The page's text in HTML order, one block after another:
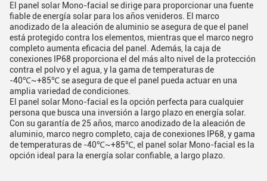
El panel solar Mono-facial se dirige para proporcionar una fuente
fiable de energía solar para los años venideros. El marco
anodizado de la aleación de aluminio se asegura de que el panel
está protegido contra los elementos, mientras que el marco negro
completo aumenta eficacia del panel. Además, la caja de
conexiones IP68 proporciona el del más alto nivel de la protección
contra el polvo y el agua, y la gama de temperaturas de
-40℃~+85℃ se asegura de que el panel pueda actuar en una
amplia variedad de condiciones.
El panel solar Mono-facial es la opción perfecta para cualquier
persona que busca una inversión a largo plazo en energía solar.
Con su garantía de 25 años, marco anodizado de la aleación de
aluminio, marco negro completo, caja de conexiones IP68, y gama
de temperaturas de -40℃~+85℃, el panel solar Mono-facial es la
opción ideal para la energía solar confiable, a largo plazo.